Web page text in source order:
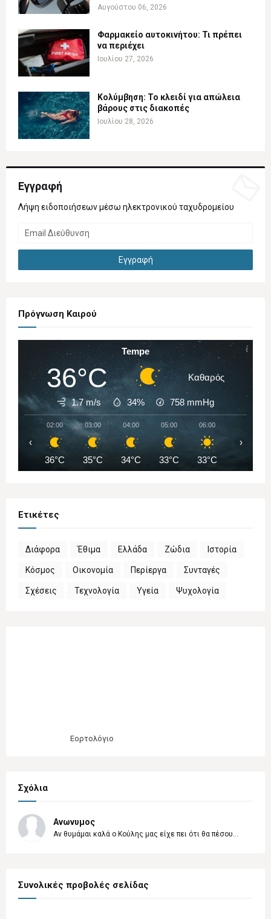
Αυγούστου 06, 2026
Φαρμακείο αυτοκινήτου: Τι πρέπει
να περιέχει
Ιουλίου 27, 2026
Κολύμβηση: Το κλειδί για απώλεια
βάρους στις διακοπές
Ιουλίου 28, 2026
Εγγραφή
Λήψη ειδοποιήσεων μέσω ηλεκτρονικού ταχυδρομείου
Πρόγνωση Καιρού
Tempe
36°C Καθαρός
1.7 m/s 34% 758 mmHg
02:00
36°C
03:00
35°C
04:00
34°C
05:00
33°C
06:00
33°C
‹ ›
Ετικέτες
Διάφορα Έθιμα Ελλάδα Ζώδια Ιστορία
Κόσμος Οικονομία Περίεργα Συνταγές
Σχέσεις Τεχνολογία Υγεία Ψυχολογία
Εορτολόγιο
Σχόλια
Ανωνυμος
Αν θυμάμαι καλά ο Κούλης μας είχε πει ότι θα πέσου...
Συνολικές προβολές σελίδας